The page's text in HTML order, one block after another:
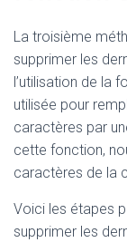
La troisième
supprimer les
l’utilisation de la
utilisée pour
caractères par
cette fonction,
caractères de la
Voici les étapes
supprimer les